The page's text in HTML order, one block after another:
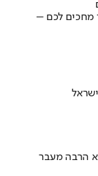
מחכים לכם –
הרבה מעבר